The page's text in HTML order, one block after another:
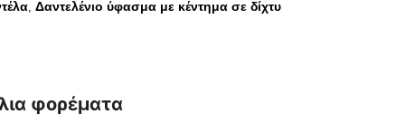
, Δαντελένιο ύφασμα με κέντημα σε δίχτυ
φορέματα